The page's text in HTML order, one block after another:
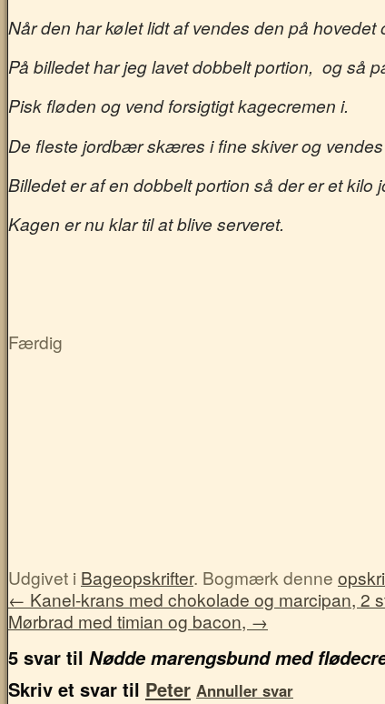
Når den har kølet lidt af vendes den på
På billedet har jeg lavet dobbelt portion, og så
Pisk fløden og vend forsigtigt kagecremen i.
De fleste jordbær skæres i fine skiver og
Billedet er af en dobbelt portion så der er et kilo
Kagen er nu klar til at blive serveret.
Færdig
Udgivet i Bageopskrifter. Bogmærk denne
← Kanel-krans med chokolade og marcipan, 2
Mørbrad med timian og bacon, →
5 svar til Nødde marengsbund med
Skriv et svar til Peter Annuller svar